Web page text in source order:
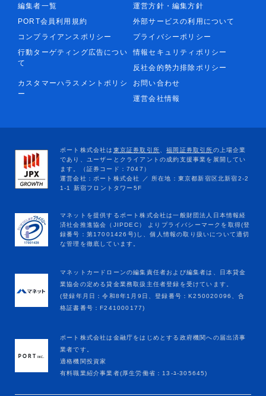
編集者一覧
運営方針・編集方針
PORT会員利用規約
外部サービスの利用について
コンプライアンスポリシー
プライバシーポリシー
行動ターゲティング広告につい
て
情報セキュリティポリシー
反社会的勢力排除ポリシー
カスタマーハラスメントポリシ
ー
お問い合わせ
運営会社情報
マネットカードローンの編集責任者および編集者は、日本貸金
業協会の定める貸金業務取扱主任者登録を受けています。
(登録年月日：令和8年1月9日、登録番号：K250020096、合
格証書番号：F241000177)
ポート株式会社は金融庁をはじめとする政府機関への届出済事
業者です。
適格機関投資家
有料職業紹介事業者(厚生労働省：13-ﾕ-305645)